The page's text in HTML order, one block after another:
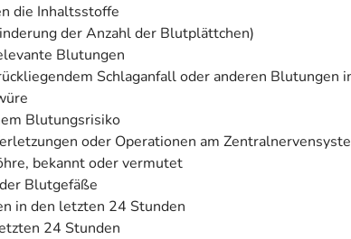
die Inhaltsstoffe
der Anzahl der Blutplättchen)
Blutungen
Schlaganfall oder anderen Blutungen
Blutungsrisiko
oder Operationen am
bekannt oder vermutet
Blutgefäße
in den letzten 24 Stunden
24 Stunden